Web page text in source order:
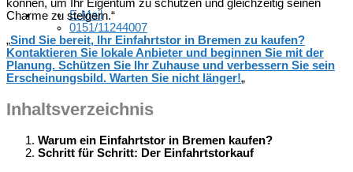
E-Mail
0151/11244007
können, um Ihr Eigentum zu schützen und gleichzeitig seinen
Charme zu steigern.“
„Sind Sie bereit, Ihr Einfahrtstor in Bremen zu kaufen?
Kontaktieren Sie lokale Anbieter und beginnen Sie mit der
Planung. Schützen Sie Ihr Zuhause und verbessern Sie sein
Erscheinungsbild. Warten Sie nicht länger!„
Inhaltsverzeichnis
Warum ein Einfahrtstor in Bremen kaufen?
Schritt für Schritt: Der Einfahrtstorkauf